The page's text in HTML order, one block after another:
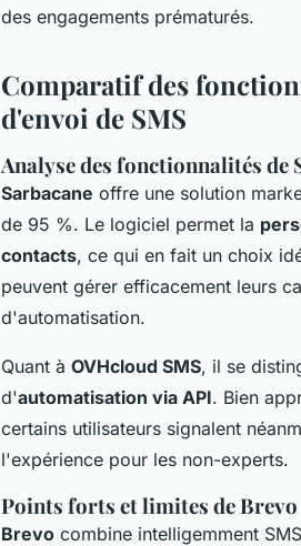
des engagements prématurés.
Comparatif des
d'envoi de SMS
Analyse des fonctionnalités de
Sarbacane offre une solution
de 95 %. Le logiciel permet la
contacts, ce qui en fait un choix
peuvent gérer efficacement leurs
d'automatisation.
Quant à OVHcloud SMS, il se
d'automatisation via API. Bien
certains utilisateurs signalent
l'expérience pour les non-experts.
Points forts et limites de
Brevo combine intelligemment